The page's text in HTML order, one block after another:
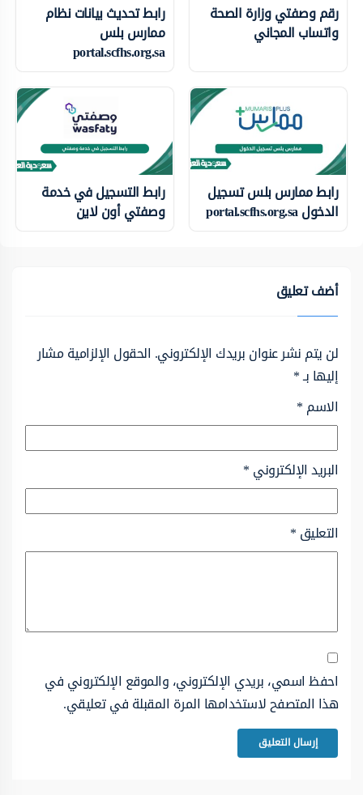
رقم وصفتي وزارة الصحة
واتساب المجاني
رابط تحديث بيانات نظام
ممارس بلس
portal.scfhs.org.sa
رابط ممارس بلس تسجيل
الدخول portal.scfhs.org.sa
رابط التسجيل في خدمة
وصفتي أون لاين
أضف تعليق
لن يتم نشر عنوان بريدك الإلكتروني. الحقول الإلزامية مشار
إليها بـ*
الاسم*
البريد الإلكتروني*
التعليق*
احفظ اسمي، بريدي الإلكتروني، والموقع الإلكتروني في
هذا المتصفح لاستخدامها المرة المقبلة في تعليقي.